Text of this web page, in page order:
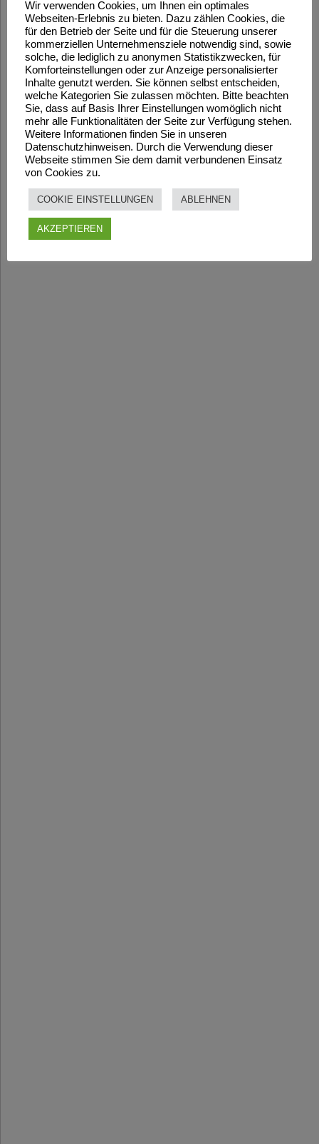
Wir verwenden Cookies, um Ihnen ein optimales
Webseiten-Erlebnis zu bieten. Dazu zählen Cookies, die
für den Betrieb der Seite und für die Steuerung unserer
kommerziellen Unternehmensziele notwendig sind, sowie
solche, die lediglich zu anonymen Statistikzwecken, für
Komforteinstellungen oder zur Anzeige personalisierter
Inhalte genutzt werden. Sie können selbst entscheiden,
welche Kategorien Sie zulassen möchten. Bitte beachten
Sie, dass auf Basis Ihrer Einstellungen womöglich nicht
mehr alle Funktionalitäten der Seite zur Verfügung stehen.
Weitere Informationen finden Sie in unseren
Datenschutzhinweisen. Durch die Verwendung dieser
Webseite stimmen Sie dem damit verbundenen Einsatz
von Cookies zu.
COOKIE EINSTELLUNGEN ABLEHNEN
AKZEPTIEREN